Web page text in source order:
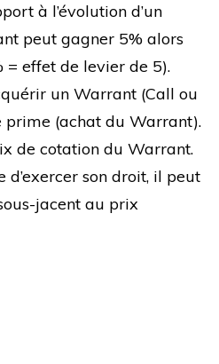
à l’évolution d’un
peut gagner 5% alors
= effet de levier de 5).
un Warrant (Call ou
prime (achat du Warrant).
de cotation du Warrant.
d’exercer son droit, il peut
jacent au prix